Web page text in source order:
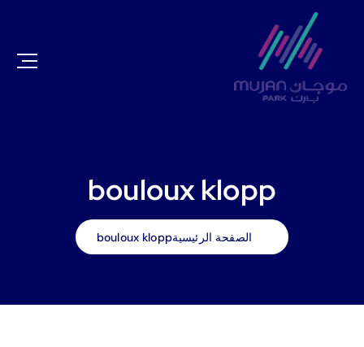
bouloux klopp
الصفحة الرئيسيةbouloux klopp